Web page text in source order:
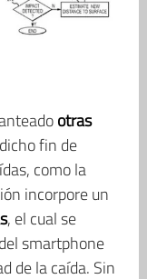
otras
fin de
como la
incorpore un
, el cual se
smartphone
de la caída. Sin